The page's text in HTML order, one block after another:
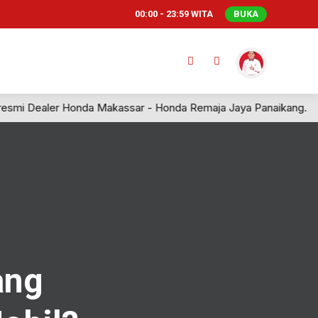
00:00 - 23:59 WITA BUKA
Honda Makassar - Honda Remaja Jaya Panaikang.